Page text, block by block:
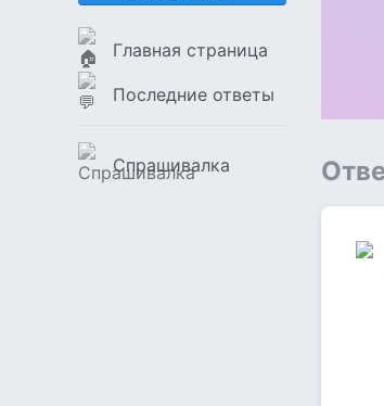
Главная страница
Последние ответы
Спрашивалка